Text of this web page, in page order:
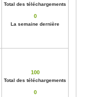
Total des téléchargements
0
La semaine dernière
100
Total des téléchargements
0